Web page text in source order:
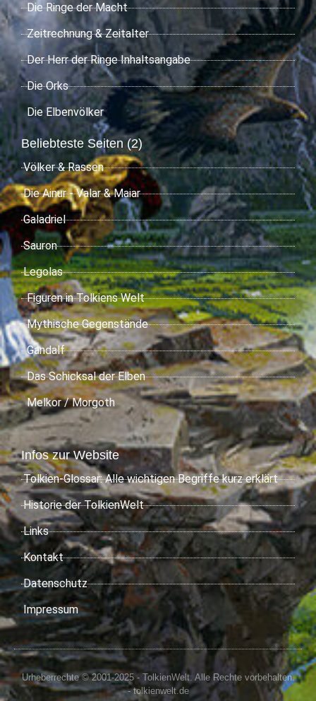
Die Ringe der Macht
Zeitrechnung & Zeitalter
Der Herr der Ringe Inhaltsangabe
Die Orks
Die Elbenvölker
Beliebteste Seiten (2)
Völker & Rassen
Die Ainur - Valar & Maiar
Galadriel
Sauron
Legolas
Figuren in Tolkiens Welt
Mythische Gegenstände
Gandalf
Das Schicksal der Elben
Melkor / Morgoth
Infos zur Website
Tolkien-Glossar: Alle wichtigen Begriffe kurz erklärt
Historie der TolkienWelt
Links
Kontakt
Datenschutz
Impressum
Urheberrechte © 2001-2025 - TolkienWelt. Alle Rechte vorbehalten.
- tolkienwelt.de